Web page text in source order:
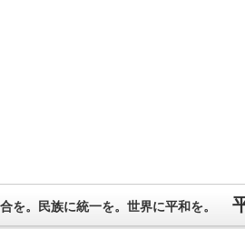
を。民族に統一を。世界に平和を。